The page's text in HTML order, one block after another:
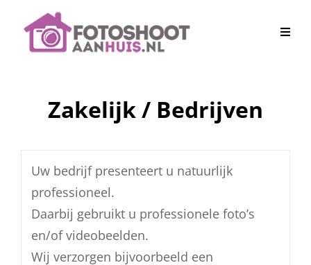
Zakelijk / Bedrijven
Uw bedrijf presenteert u natuurlijk
professioneel.
Daarbij gebruikt u professionele foto’s
en/of videobeelden.
Wij verzorgen bijvoorbeeld een